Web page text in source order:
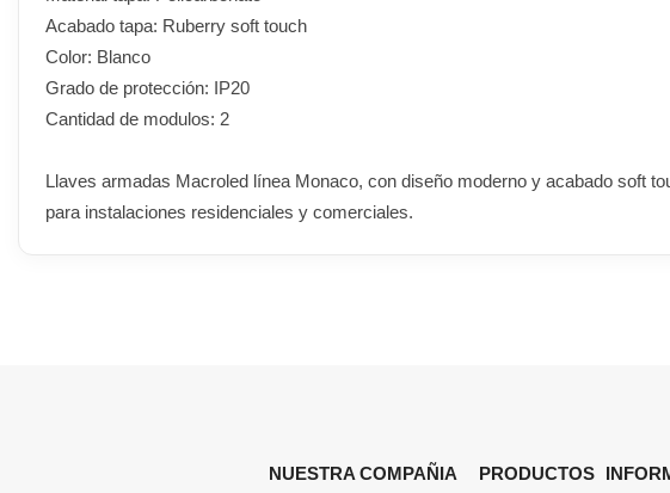
Acabado tapa: Ruberry soft touch
Color: Blanco
Grado de protección: IP20
Cantidad de modulos: 2
Llaves armadas Macroled línea Monaco, con diseño moderno y acabado soft
para instalaciones residenciales y comerciales.
NUESTRA COMPAÑIA PRODUCTOS